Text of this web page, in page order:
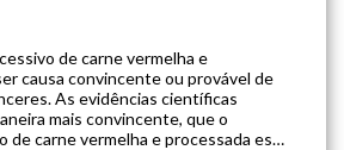
de carne vermelha e
causa convincente ou provável de
As evidências científicas
mais convincente, que o
de carne vermelha e processada está